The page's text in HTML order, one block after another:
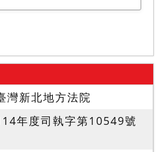
灣新北地方法院
年度司執字第10549號